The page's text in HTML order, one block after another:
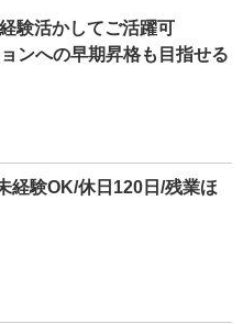
験活かしてご活躍可
ンへの早期昇格も目指せる
経験OK/休日120日/残業ほ